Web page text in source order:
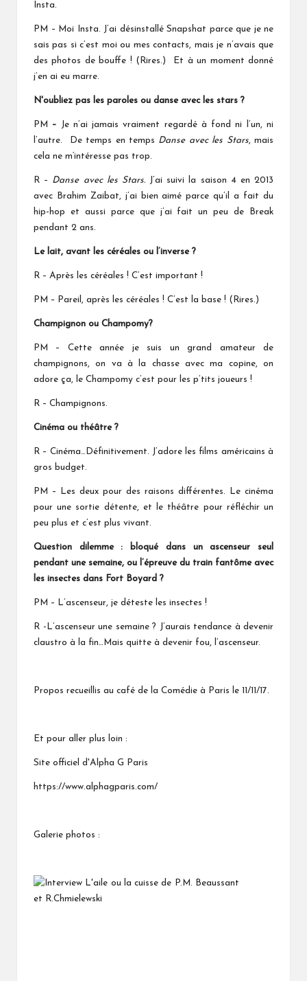
Insta.
PM – Moi Insta. J’ai désinstallé Snapshat parce que je ne
sais pas si c’est moi ou mes contacts, mais je n’avais que
des photos de bouffe ! (Rires.) Et à un moment donné
j’en ai eu marre.
N'oubliez pas les paroles ou danse avec les stars ?
PM –
Je n’ai jamais vraiment regardé à fond ni l’un, ni
l’autre. De temps en temps Danse avec les Stars, mais
cela ne m‘intéresse pas trop.
R – Danse avec les Stars.
J’ai suivi la saison 4 en 2013
avec Brahim Zaibat, j’ai bien aimé parce qu’il a fait du
hip-hop et aussi parce que j’ai fait un peu de Break
pendant 2 ans.
Le lait, avant les céréales ou l’inverse ?
R – Après les céréales ! C’est important !
PM – Pareil, après les céréales ! C’est la base ! (Rires.)
Champignon ou Champomy?
PM – Cette année je suis un grand amateur de
champignons, on va à la chasse avec ma copine, on
adore ça, le Champomy c’est pour les p’tits joueurs !
R – Champignons.
Cinéma ou théâtre ?
R – Cinéma…Définitivement. J’adore les films américains à
gros budget.
PM – Les deux pour des raisons différentes. Le cinéma
pour une sortie détente, et le théâtre pour réfléchir un
peu plus et c’est plus vivant.
Question dilemme : bloqué dans un ascenseur seul
pendant une semaine, ou l’épreuve du train fantôme avec
les insectes dans Fort Boyard ?
PM – L’ascenseur, je déteste les insectes !
R -L’ascenseur une semaine ? J’aurais tendance à devenir
claustro à la fin…Mais quitte à devenir fou, l’ascenseur.
Propos recueillis au café de la Comédie à Paris le 11/11/17.
Et pour aller plus loin :
Site officiel d'Alpha G Paris
https://www.alphagparis.com/
Galerie photos :